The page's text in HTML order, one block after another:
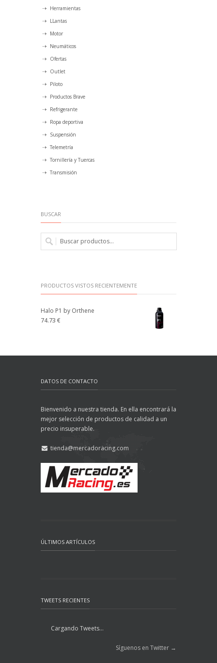
Herramientas
LLantas
Motor
Neumáticos
Ofertas
Outlet
Piloto
Productos Brave
Refrigerante
Ropa deportiva
Suspensión
Telemetría
Tornillería y Tuercas
Transmisión
BUSCAR
PRODUCTOS VISTOS RECIENTEMENTE
Halo P1 by Orthene
74.73 €
DATOS DE CONTACTO
Bienvenido a nuestra tienda. En ella encontrará la
mejor selección de productos de calidad a un
precio insuperable.
tienda@mercadoracing.com
ÚLTIMOS ARTÍCULOS
TWEETS RECIENTES
Cargando Tweets...
Síguenos en Twitter →